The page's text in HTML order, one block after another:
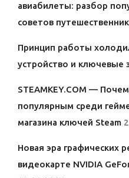
авиабилеты: разбор
советов
Принцип работы
устройство и ключевые
STEAMKEY.COM —
популярным среди
магазина ключей Steam
Новая эра графических
видеокарте NVIDIA